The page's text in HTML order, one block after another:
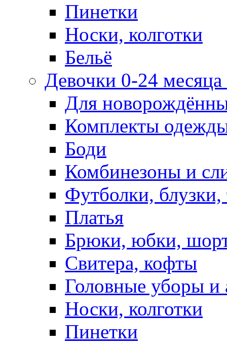
Пинетки
Носки, колготки
Бельё
Девочки 0-24
Для
Комплекты
Боди
Комбинезоны и
Футболки,
Платья
Брюки, юбки,
Свитера, кофты
Головные уборы и
Носки, колготки
Пинетки